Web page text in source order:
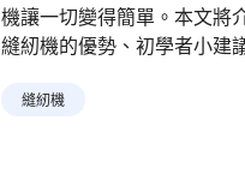
機讓一切變得簡單。本文將
縫紉機的優勢、初學者小建
縫紉機